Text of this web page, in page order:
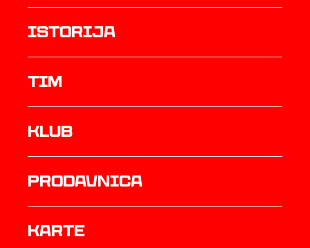
istorija
TIM
Klub
prodavnica
Karte